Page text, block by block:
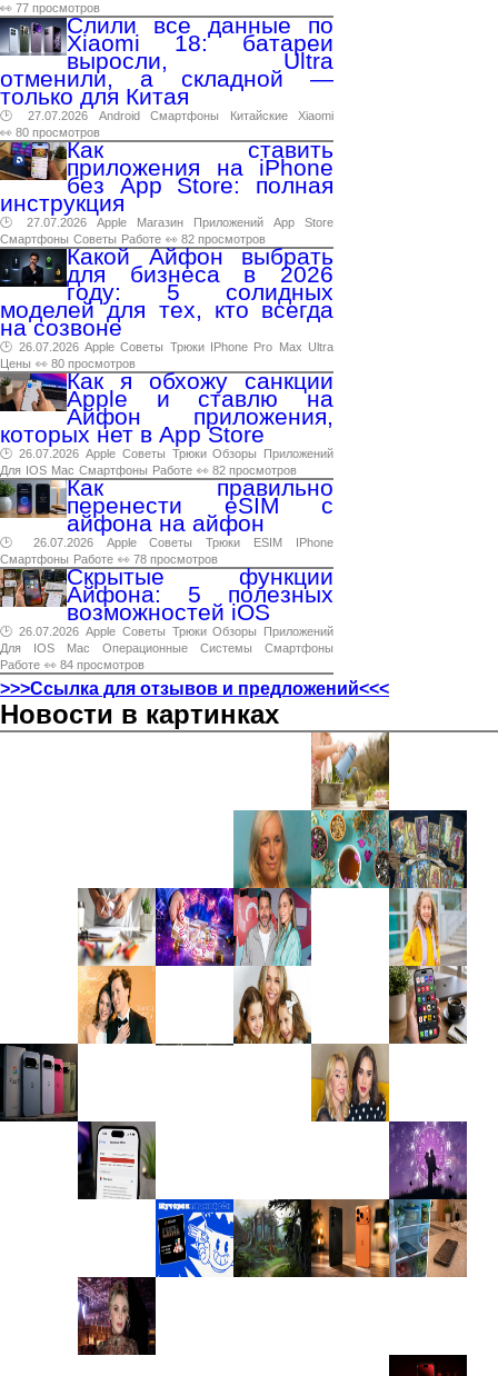
👀 77 просмотров
Слили все данные по
Xiaomi 18: батареи
выросли, Ultra
отменили, а складной —
только для Китая
🕑 27.07.2026 Android Смартфоны Китайские
Xiaomi
👀 80 просмотров
Как ставить
приложения на iPhone
без App Store: полная
инструкция
🕑 27.07.2026 Apple Магазин Приложений App
Store
Смартфоны Советы Работе 👀 82 просмотров
Какой Айфон выбрать
для бизнеса в 2026
году: 5 солидных
моделей для тех, кто всегда
на созвоне
🕑 26.07.2026 Apple Советы Трюки IPhone Pro Max Ultra
Цены 👀 80 просмотров
Как я обхожу санкции
Apple и ставлю на
Айфон приложения,
которых нет в App Store
🕑 26.07.2026 Apple Советы Трюки Обзоры
Приложений
Для IOS Mac Смартфоны Работе 👀 82 просмотров
Как правильно
перенести eSIM с
айфона на айфон
🕑 26.07.2026 Apple Советы Трюки ESIM
IPhone
Смартфоны Работе 👀 78 просмотров
Скрытые функции
Айфона: 5 полезных
возможностей iOS
🕑 26.07.2026 Apple Советы Трюки Обзоры
Приложений
Для
IOS Mac Операционные Системы
Смартфоны
Работе 👀 84 просмотров
>>>Ссылка для отзывов и предложений<<<
Новости в картинках